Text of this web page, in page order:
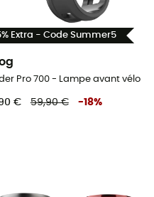
Extra - Code Summer5
Pro 700 - Lampe avant vélo
€ 59,90 € -18%